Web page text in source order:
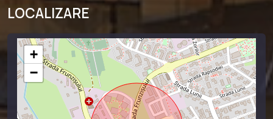
LOCALIZARE
+
−